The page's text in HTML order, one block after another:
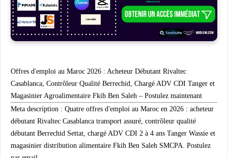
Offres d'emploi au Maroc 2026 : Acheteur Débutant Rivaltec
Casablanca, Contrôleur Qualité Berrechid, Chargé ADV CDI Tanger et
Magasinier Agroalimentaire Fkih Ben Saleh – Postulez maintenant
Meta description : Quatre offres d'emploi au Maroc en 2026 : acheteur
débutant Rivaltec Casablanca transport assuré, contrôleur qualité
débutant Berrechid Settat, chargé ADV CDI 2 à 4 ans Tanger Wassie et
magasinier distribution alimentaire Fkih Ben Saleh SMCPA. Postulez